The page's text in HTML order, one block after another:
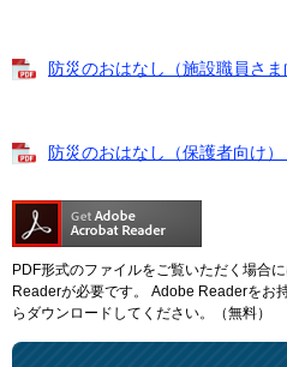
防災のおはなし（施設職員さ
防災のおはなし（保護者向け
PDF形式のファイルをご覧いただく場合
Readerが必要です。
Adobe Readerをお
らダウンロードしてください。（無料）